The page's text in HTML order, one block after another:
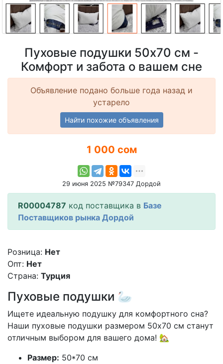
Пуховые подушки 50x70 см -
Комфорт и забота о вашем сне
Объявление подано больше года назад и
устарело
Найти похожие объявления
1 000 сом
29 июня 2025 №79347 Дордой
R00004787 код поставщика в Базе
Поставщиков рынка Дордой
Розница: Нет
Опт: Нет
Страна: Турция
Пуховые подушки 🦢
Ищете идеальную подушку для комфортного сна?
Наши пуховые подушки размером 50x70 см станут
отличным выбором для вашего дома! 🏡
Размер: 50*70 см